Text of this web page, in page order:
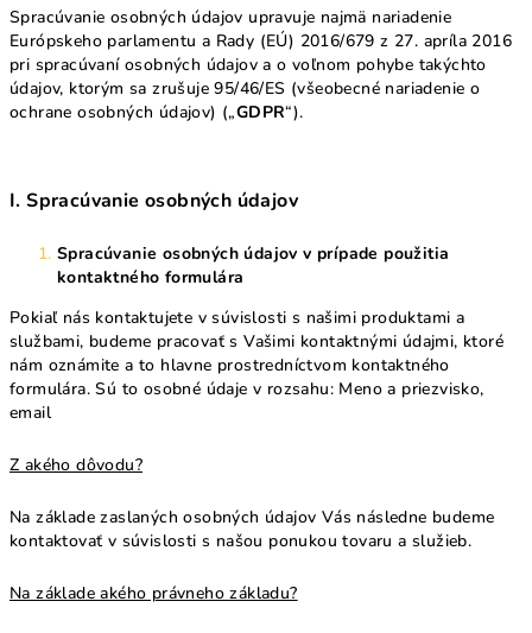
Spracúvanie osobných údajov upravuje najmä nariadenie
Európskeho parlamentu a Rady (EÚ) 2016/679 z 27. apríla 2016
pri spracúvaní osobných údajov a o voľnom pohybe takýchto
údajov, ktorým sa zrušuje 95/46/ES (všeobecné nariadenie o
ochrane osobných údajov) („GDPR“).
I. Spracúvanie osobných údajov
Spracúvanie osobných údajov v prípade použitia
kontaktného formulára
Pokiaľ nás kontaktujete v súvislosti s našimi produktami a
službami, budeme pracovať s Vašimi kontaktnými údajmi, ktoré
nám oznámite a to hlavne prostredníctvom kontaktného
formulára. Sú to osobné údaje v rozsahu: Meno a priezvisko,
email
Z akého dôvodu?
Na základe zaslaných osobných údajov Vás následne budeme
kontaktovať v súvislosti s našou ponukou tovaru a služieb.
Na základe akého právneho základu?